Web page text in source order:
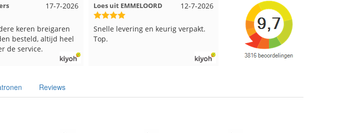
17-7-2026
keren breigaren
besteld, altijd heel
de service.
12-7-2026
Loes uit EMMELOORD
Snelle levering en keurig verpakt.
Top.
Nell uit Beuningen
Goed verpakt en snelgeleverd
Reviews